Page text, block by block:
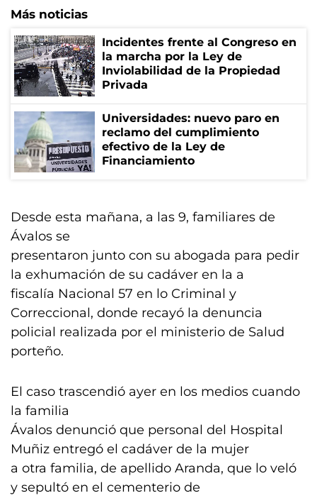
Más noticias
Incidentes frente al Congreso en
la marcha por la Ley de
Inviolabilidad de la Propiedad
Privada
Universidades: nuevo paro en
reclamo del cumplimiento
efectivo de la Ley de
Financiamiento
Desde esta mañana, a las 9, familiares de
Ávalos se
presentaron junto con su abogada para pedir
la exhumación de su cadáver en la a
fiscalía Nacional 57 en lo Criminal y
Correccional, donde recayó la denuncia
policial realizada por el ministerio de Salud
porteño.
El caso trascendió ayer en los medios cuando
la familia
Ávalos denunció que personal del Hospital
Muñiz entregó el cadáver de la mujer
a otra familia, de apellido Aranda, que lo veló
y sepultó en el cementerio de